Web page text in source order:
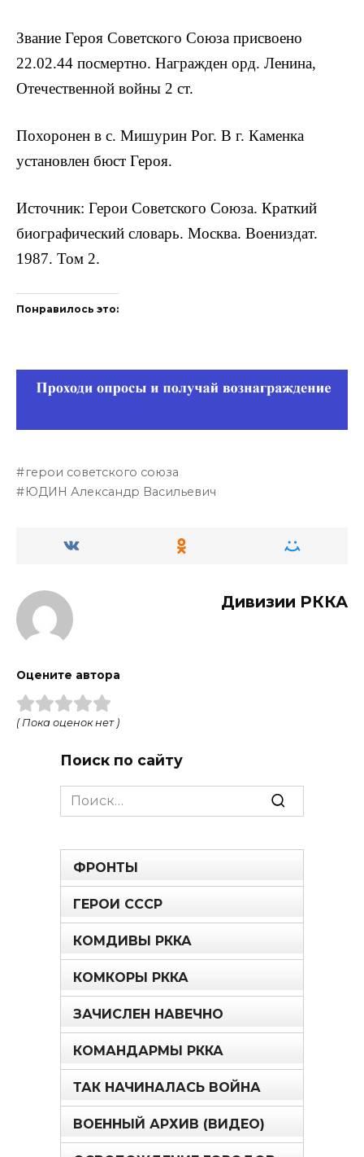
Звание Героя Советского Союза присвоено
22.02.44 посмерт­но. Награжден орд. Ленина,
Отечественной войны 2 ст.
Похоронен в с. Мишурин Рог. В г. Ка­менка
установлен бюст Героя.
Источник: Герои Советского Союза. Краткий
биографический словарь. Москва. Воениздат.
1987. Том 2.
Понравилось это:
герои советского союза
ЮДИН Александр Васильевич
Дивизии РККА
Оцените автора
( Пока оценок нет )
Поиск по сайту
Search
for:
ФРОНТЫ
ГЕРОИ СССР
КОМДИВЫ РККА
КОМКОРЫ РККА
ЗАЧИСЛЕН НАВЕЧНО
КОМАНДАРМЫ РККА
ТАК НАЧИНАЛАСЬ ВОЙНА
ВОЕННЫЙ АРХИВ (ВИДЕО)